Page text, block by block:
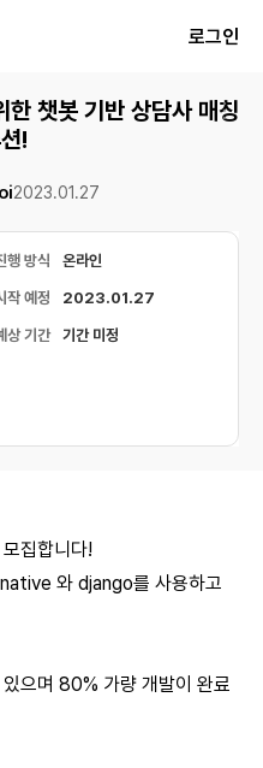
로그인
챗봇 기반 상담사 매칭
!
2023.01.27
행 방식 온라인
작 예정 2023.01.27
상 기간 기간 미정
집합니다!
와 django를 사용하고
으며 80% 가량 개발이 완료